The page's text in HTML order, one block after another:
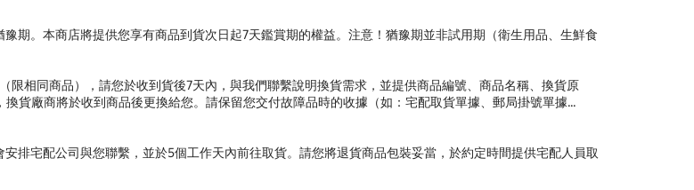
期。本商店將提供您享有商品到貨次日起7天鑑賞期的權益。注意！猶豫期並非試用期（衛生用品、生鮮食
相同商品），請您於收到貨後7天內，與我們聯繫說明換貨需求，並提供商品編號、商品名稱、換貨原
貨廠商將於收到商品後更換給您。請保留您交付故障品時的收據（如：宅配取貨單據、郵局掛號單據...
排宅配公司與您聯繫，並於5個工作天內前往取貨。請您將退貨商品包裝妥當，於約定時間提供宅配人員取